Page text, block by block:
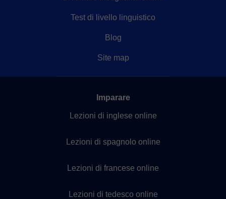
Test di livello linguistico
Blog
Site map
Imparare
Lezioni di inglese online
Lezioni di spagnolo online
Lezioni di francese online
Lezioni di tedesco online